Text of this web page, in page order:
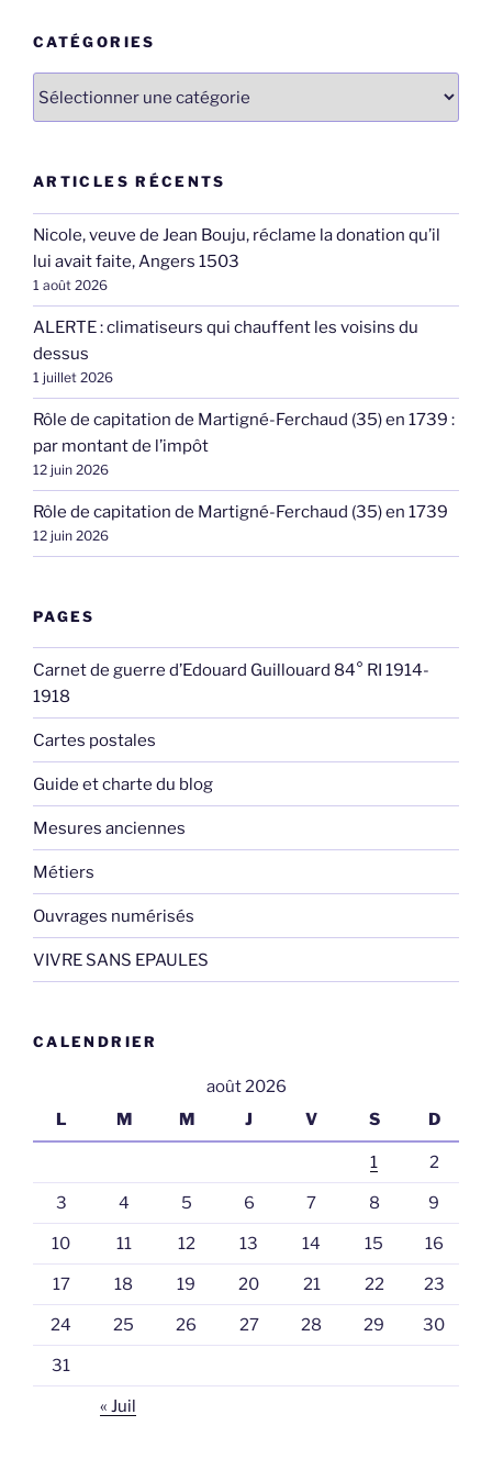
CATÉGORIES
ARTICLES RÉCENTS
Nicole, veuve de Jean Bouju, réclame la donation qu’il
lui avait faite, Angers 1503
1 août 2026
ALERTE : climatiseurs qui chauffent les voisins du
dessus
1 juillet 2026
Rôle de capitation de Martigné-Ferchaud (35) en 1739 :
par montant de l’impôt
12 juin 2026
Rôle de capitation de Martigné-Ferchaud (35) en 1739
12 juin 2026
PAGES
Carnet de guerre d’Edouard Guillouard 84° RI 1914-
1918
Cartes postales
Guide et charte du blog
Mesures anciennes
Métiers
Ouvrages numérisés
VIVRE SANS EPAULES
CALENDRIER
août 2026
L
M M J V S D
1 2
3 4 5 6 7 8 9
10 11 12 13 14 15 16
17 18 19 20 21 22 23
24 25 26 27 28 29 30
31
« Juil